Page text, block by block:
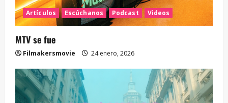
Artículos Escúchanos Podcast Videos
MTV se fue
Filmakersmovie 24 enero, 2026